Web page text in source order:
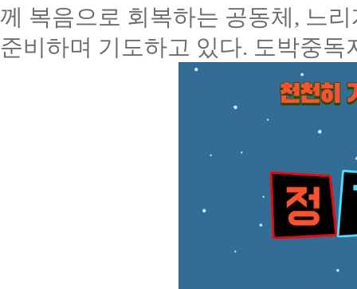
께 복음으로 회복하는 공동체, 느
준비하며 기도하고 있다. 도박중독